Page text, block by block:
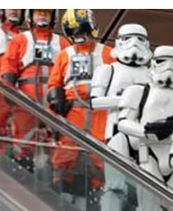
estou sendo
a gestante.